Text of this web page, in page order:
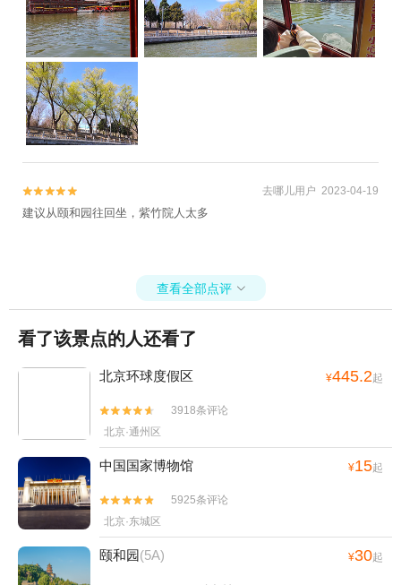

 去哪儿用户 2023-04-19
建议从颐和园往回坐，紫竹院人太多
查看全部点评 
看了该景点的人还看了
北京环球度假区 ¥445.2起


3918条评论
北京·通州区
中国国家博物馆 ¥15起


5925条评论
北京·东城区
颐和园(5A) ¥30起